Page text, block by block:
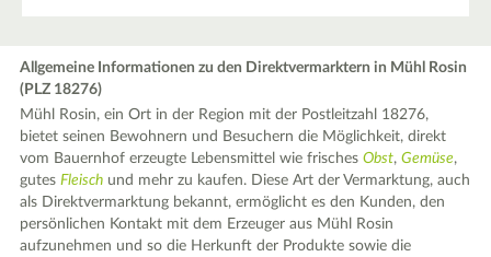
Allgemeine Informationen zu den Direktvermarktern in Mühl Rosin
(PLZ 18276)
Mühl Rosin, ein Ort in der Region mit der Postleitzahl 18276,
bietet seinen Bewohnern und Besuchern die Möglichkeit, direkt
vom Bauernhof erzeugte Lebensmittel wie frischesObst,Gemüse,
gutesFleisch und mehr zu kaufen. Diese Art der Vermarktung, auch
als Direktvermarktung bekannt, ermöglicht es den Kunden, den
persönlichen Kontakt mit dem Erzeuger aus Mühl Rosin
aufzunehmen und so die Herkunft der Produkte sowie die